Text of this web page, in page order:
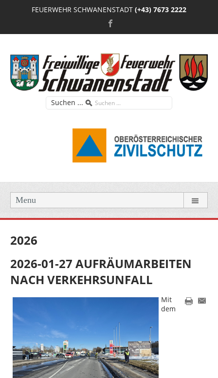
FEUERWEHR SCHWANENSTADT (+43) 7673 2222
Suchen ...
Menu
2026
2026-01-27 AUFRÄUMARBEITEN
NACH VERKEHRSUNFALL
Mit
dem